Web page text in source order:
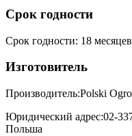
Срок годности
Срок годности: 18 месяцев
Изготовитель
Производитель:Polski
Юридический адрес:02-
Польша